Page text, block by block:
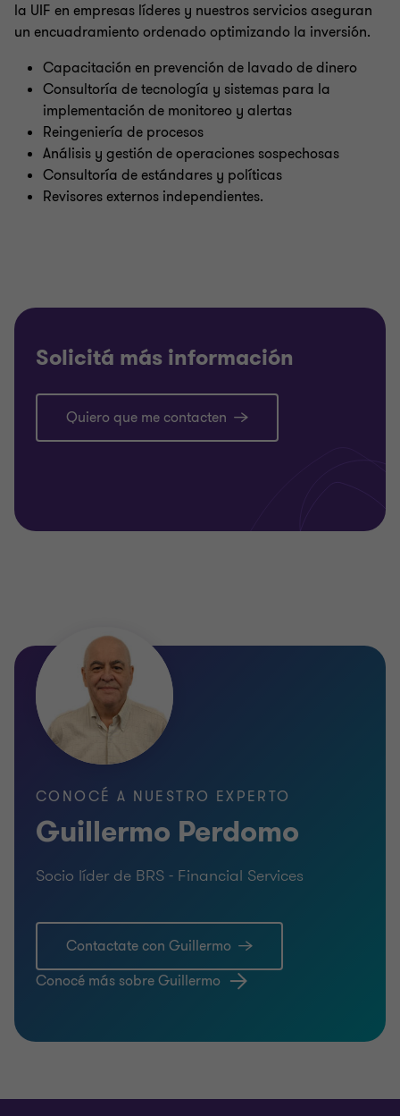
la UIF en empresas líderes y nuestros servicios aseguran
un encuadramiento ordenado optimizando la inversión.
Capacitación en prevención de lavado de dinero
Consultoría de tecnología y sistemas para la
implementación de monitoreo y alertas
Reingeniería de procesos
Análisis y gestión de operaciones sospechosas
Consultoría de estándares y políticas
Revisores externos independientes.
Solicitá más información
Quiero que me contacten
CONOCÉ A NUESTRO EXPERTO
Guillermo Perdomo
Socio líder de BRS - Financial Services
Contactate con Guillermo
Conocé más sobre Guillermo